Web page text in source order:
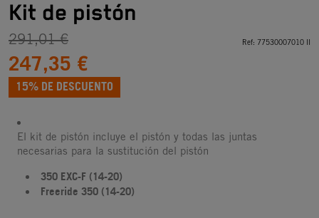
Kit de pistón
291,01 €
247,35 €
15% DE DESCUENTO
Ref: 77530007010 II
El kit de pistón incluye el pistón y todas las juntas
necesarias para la sustitución del pistón
350 EXC-F (14-20)
Freeride 350 (14-20)